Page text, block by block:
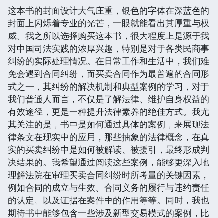
这本书的封面设计大气庄重，银色的字体在深蓝色的
封面上闪烁着专业的光芒，一眼就能看出其厚重与权
威。我之所以选择购买这本书，很大程度上是源于我
对中国司法实践的浓厚兴趣，特别是对于各类民商事
纠纷的实际处理情况。在日常工作和生活中，我们难
免会遇到合同纠纷，而买卖合同作为最普遍的合同形
式之一，其纠纷的解决机制和典型案例的学习，对于
我们普通人而言，不仅是了解法律、维护自身权益的
有效途径，更是一种提升法律素养的绝佳方式。我尤
其关注的是，书中是如何通过具体的案例，来展现法
律条文在现实中的应用，那些抽象的法律概念，在真
实的买卖纠纷中是如何被解读、被援引，最终形成判
决结果的。我希望通过阅读这些案例，能够更深入地
理解法院在审理买卖合同纠纷时所考量的关键因素，
例如合同的成立与生效、合同义务的履行与违约责任
的认定、以及证据在案件中的作用等等。同时，我也
期待书中能够包含一些涉及新型交易模式的案例，比